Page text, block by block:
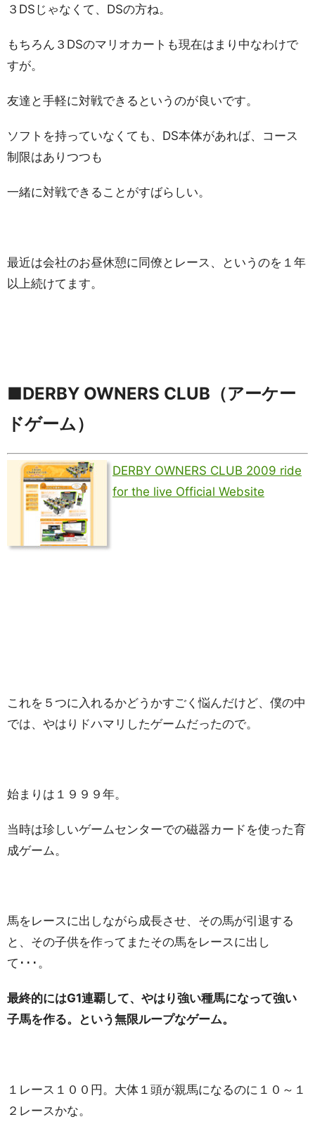
３DSじゃなくて、DSの方ね。
もちろん３DSのマリオカートも現在はまり中なわけで
すが。
友達と手軽に対戦できるというのが良いです。
ソフトを持っていなくても、DS本体があれば、コース
制限はありつつも
一緒に対戦できることがすばらしい。
最近は会社のお昼休憩に同僚とレース、というのを１年
以上続けてます。
■DERBY OWNERS CLUB（アーケー
ドゲーム）
DERBY OWNERS CLUB 2009 ride
for the live Official Website
これを５つに入れるかどうかすごく悩んだけど、僕の中
では、やはりドハマリしたゲームだったので。
始まりは１９９９年。
当時は珍しいゲームセンターでの磁器カードを使った育
成ゲーム。
馬をレースに出しながら成長させ、その馬が引退する
と、その子供を作ってまたその馬をレースに出し
て･･･。
最終的にはG1連覇して、やはり強い種馬になって強い
子馬を作る。という無限ループなゲーム。
１レース１００円。大体１頭が親馬になるのに１０～１
２レースかな。